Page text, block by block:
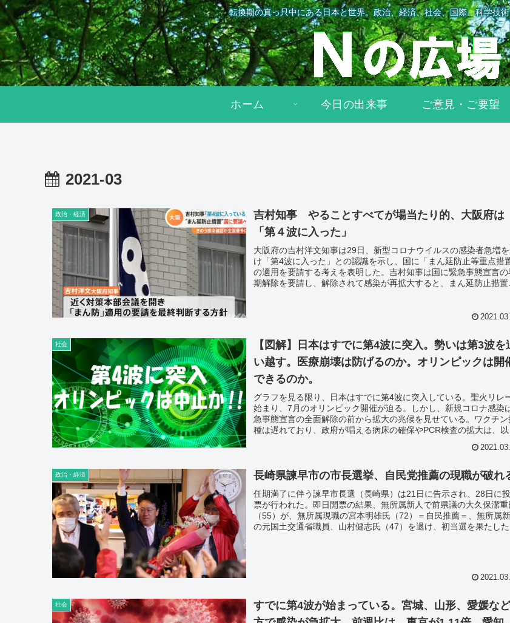
転換期の真っ只中にある日本と世界。政治、経済、社会、国際、科学技
ホーム 今日の出来事 ご意見・ご要望
2021-03
政治・経済
吉村知事 やることすべてが場当たり的、大阪府は
「第４波に入った」
大阪府の吉村洋文知事は29日、新型コロナウイルスの感染者急増
け「第4波に入った」との認識を示し、国に「まん延防止等重点措
の適用を要請する考えを表明した。吉村知事は国に緊急事態宣言の
期解除を要請し、解除されて感染が再拡大すると、まん延防止措置
社会
【図解】日本はすでに第4波に突入。勢いは第3波を
い越す。医療崩壊は防げるのか。オリンピックは開
できるのか。
グラフを見る限り、日本はすでに第4波に突入している。聖火リレ
始まり、7月のオリンピック開催が迫る。しかし、新規コロナ感染
急事態宣言の全面解除の前から拡大の兆候を見せている。ワクチン
種は遅れており、政府が唱える病床の確保やPCR検査の拡大は、以
が全国に広がりつつある。そんな状況下でGoToキャンペーンの再
と、世界中からスポーツ選手や関係者が万人単位で来日する。万が
が感染したら、すべて自宅に放置され、病院は選手優先となるのか
政治・経済 長崎県諫早市の市長選挙、自民党推薦の現職が破れ
任期満了に伴う諫早市長選（長崎県）は21日に告示され、28日に
票が行われた。即日開票の結果、無所属新人で前県議の大久保潔重
（55）が、無所属現職の宮本明雄氏（72）＝自民推薦＝、無所属
の元国土交通省職員、山村健志氏（47）を退け、初当選を果たした
社会
すでに第4波が始まっている。宮城、山形、愛媛な